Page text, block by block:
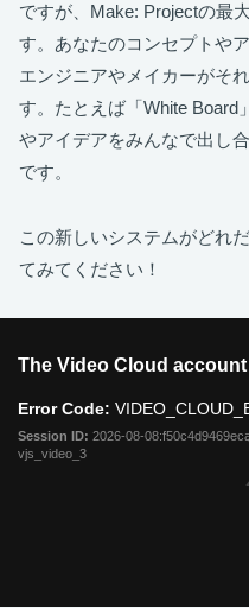
ですが、Make: Projectの最
す。あなたのコンセプトや
エンジニアやメイカーがそ
す。たとえば「White Board
やアイデアをみんなで出し
です。
この新しいシステムがどれ
てみてください！